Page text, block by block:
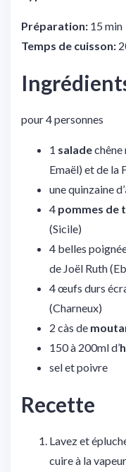
Préparation: 15 min
Temps de cuisson:
pour 4 personnes
1 saladechêne
Emaël) et de la
une quinzaine d’
4 pommes de
(Sicile)
4 belles
de Joël Ruth
4 œufs durs
(Charneux)
2 càs de
150 à 200ml d’
sel et poivre
Recette
Lavez et
cuire à la